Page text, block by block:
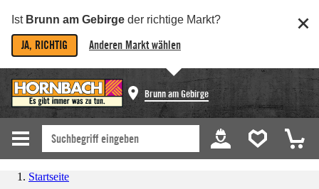
Ist Brunn am Gebirge der richtige Markt?
JA, RICHTIG Anderen Markt wählen
Brunn am Gebirge
Startseite